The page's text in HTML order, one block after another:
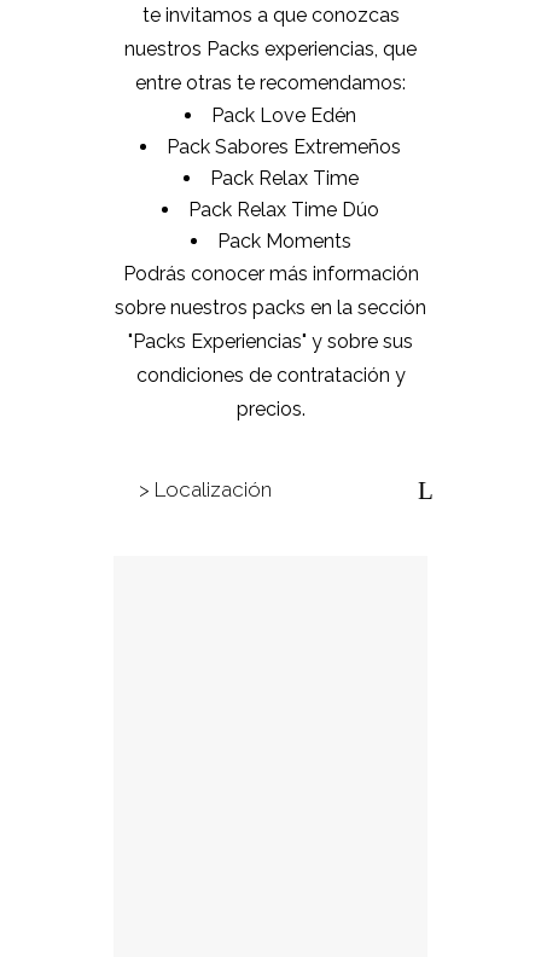
te invitamos a que conozcas
nuestros Packs experiencias, que
entre otras te recomendamos:
Pack Love Edén
Pack Sabores Extremeños
Pack Relax Time
Pack Relax Time Dúo
Pack Moments
Podrás conocer más información
sobre nuestros packs en la sección
"Packs Experiencias" y sobre sus
condiciones de contratación y
precios.
> Localización